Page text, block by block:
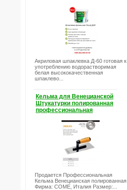
Акриловая шпаклевка Д-60 готовая к
употреблению водорастворимая
белая высококачественная
шпаклево...
Кельма для Венецианской
Штукатурки полированная
профессиональная
Продается Профессиональная
Кельма Венецианская полированная
Фирма: COME, Италия Размер:...